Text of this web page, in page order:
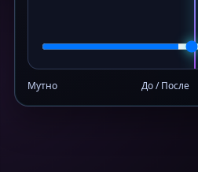
Мутно До / После